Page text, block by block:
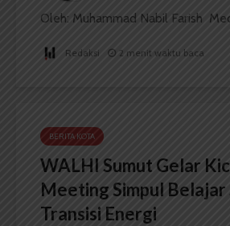
Oleh: Muhammad Nabil Farish
Redaksi 2 menit waktu baca
BERITA KOTA
WALHI Sumut Gelar
Meeting Simpul Belajar
Transisi Energi